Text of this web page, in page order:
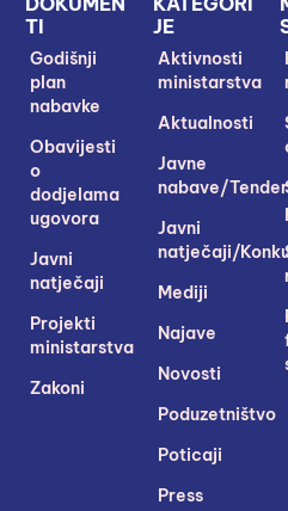
JE
Aktivnosti
ministarstva
Aktualnosti
Javne
nabave/
Javni
natječaji/
Mediji
Najave
Novosti
Poduzetništvo
Poticaji
Press
TI
Godišnji
plan
nabavke
Obavijesti
o
dodjelama
ugovora
Javni
natječaji
Projekti
ministarstva
Zakoni